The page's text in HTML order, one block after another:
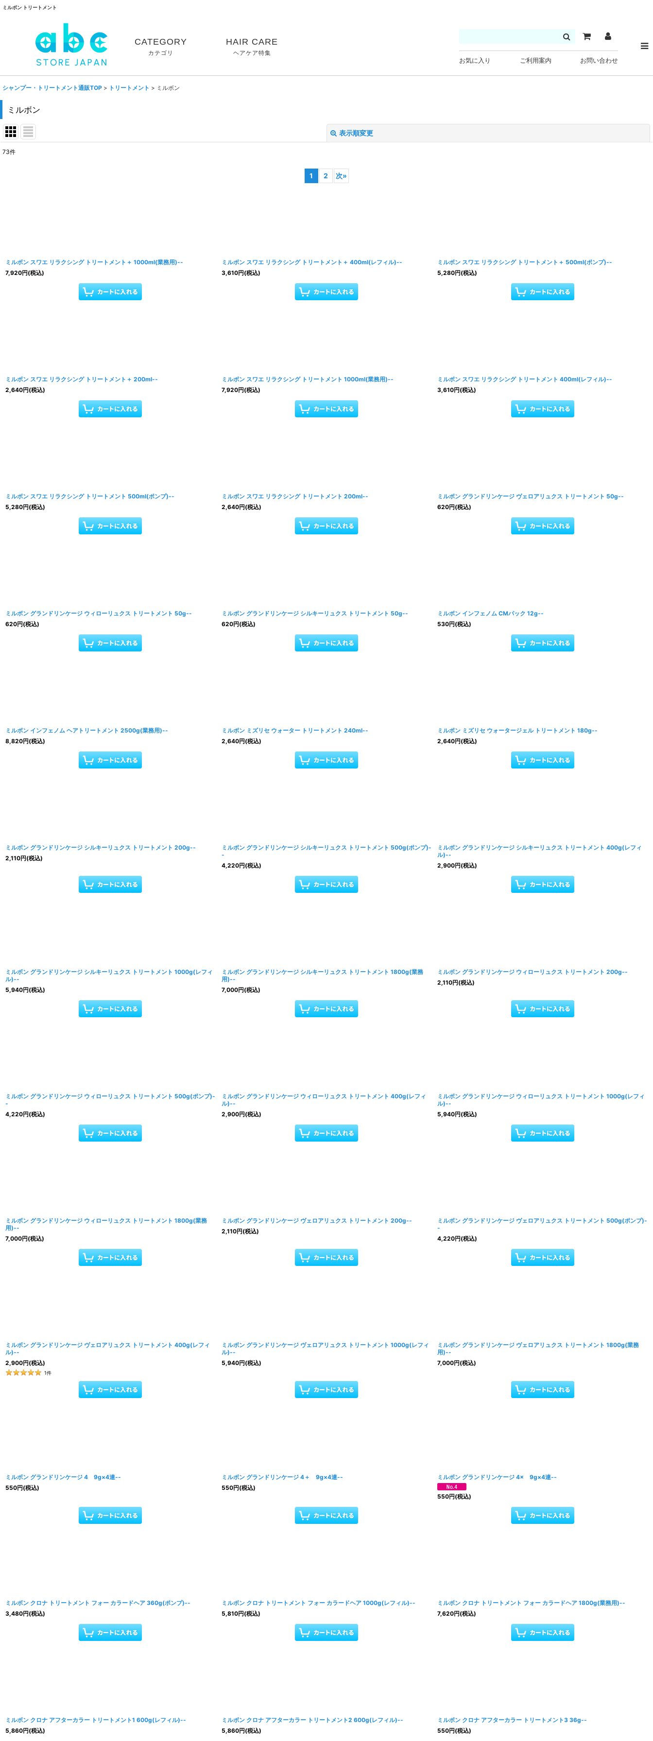
ミルボン トリートメント
CATEGORY
カテゴリ
HAIR CARE
ヘアケア特集
お気に入り ご利用案内 お問い合わせ
シャンプー・トリートメント通販TOP > トリートメント > ミルボン
ミルボン
表示順変更
73件
1 2 次»
ミルボン スワエ リラクシング トリートメント＋ 1000ml(業務用)--
7,920円(税込)
ミルボン スワエ リラクシング トリートメント＋ 400ml(レフィル)--
3,610円(税込)
ミルボン スワエ リラクシング トリートメント＋ 500ml(ポンプ)--
5,280円(税込)
ミルボン スワエ リラクシング トリートメント＋ 200ml--
2,640円(税込)
ミルボン スワエ リラクシング トリートメント 1000ml(業務用)--
7,920円(税込)
ミルボン スワエ リラクシング トリートメント 400ml(レフィル)--
3,610円(税込)
ミルボン スワエ リラクシング トリートメント 500ml(ポンプ)--
5,280円(税込)
ミルボン スワエ リラクシング トリートメント 200ml--
2,640円(税込)
ミルボン グランドリンケージ ヴェロアリュクス トリートメント 50g--
620円(税込)
ミルボン グランドリンケージ ウィローリュクス トリートメント 50g--
620円(税込)
ミルボン グランドリンケージ シルキーリュクス トリートメント 50g--
620円(税込)
ミルボン インフェノム CMパック 12g--
530円(税込)
ミルボン インフェノム ヘアトリートメント 2500g(業務用)--
8,820円(税込)
ミルボン ミズリセ ウォーター トリートメント 240ml--
2,640円(税込)
ミルボン ミズリセ ウォータージェル トリートメント 180g--
2,640円(税込)
ミルボン グランドリンケージ シルキーリュクス トリートメント 200g--
2,110円(税込)
ミルボン グランドリンケージ シルキーリュクス トリートメント 500g(ポンプ)-
-
4,220円(税込)
ミルボン グランドリンケージ シルキーリュクス トリートメント 400g(レフィ
ル)--
2,900円(税込)
ミルボン グランドリンケージ シルキーリュクス トリートメント 1000g(レフィ
ル)--
5,940円(税込)
ミルボン グランドリンケージ シルキーリュクス トリートメント 1800g(業務
用)--
7,000円(税込)
ミルボン グランドリンケージ ウィローリュクス トリートメント 200g--
2,110円(税込)
ミルボン グランドリンケージ ウィローリュクス トリートメント 500g(ポンプ)-
-
4,220円(税込)
ミルボン グランドリンケージ ウィローリュクス トリートメント 400g(レフィ
ル)--
2,900円(税込)
ミルボン グランドリンケージ ウィローリュクス トリートメント 1000g(レフィ
ル)--
5,940円(税込)
ミルボン グランドリンケージ ウィローリュクス トリートメント 1800g(業務
用)--
7,000円(税込)
ミルボン グランドリンケージ ヴェロアリュクス トリートメント 200g--
2,110円(税込)
ミルボン グランドリンケージ ヴェロアリュクス トリートメント 500g(ポンプ)-
-
4,220円(税込)
ミルボン グランドリンケージ ヴェロアリュクス トリートメント 400g(レフィ
ル)--
2,900円(税込)
1件
ミルボン グランドリンケージ ヴェロアリュクス トリートメント 1000g(レフィ
ル)--
5,940円(税込)
ミルボン グランドリンケージ ヴェロアリュクス トリートメント 1800g(業務
用)--
7,000円(税込)
ミルボン グランドリンケージ 4 9g×4連--
550円(税込)
ミルボン グランドリンケージ 4＋ 9g×4連--
550円(税込)
ミルボン グランドリンケージ 4× 9g×4連--
550円(税込)
ミルボン クロナ トリートメント フォー カラードヘア 360g(ポンプ)--
3,480円(税込)
ミルボン クロナ トリートメント フォー カラードヘア 1000g(レフィル)--
5,810円(税込)
ミルボン クロナ トリートメント フォー カラードヘア 1800g(業務用)--
7,620円(税込)
ミルボン クロナ アフターカラー トリートメント1 600g(レフィル)--
5,860円(税込)
ミルボン クロナ アフターカラー トリートメント2 600g(レフィル)--
5,860円(税込)
ミルボン クロナ アフターカラー トリートメント3 36g--
550円(税込)